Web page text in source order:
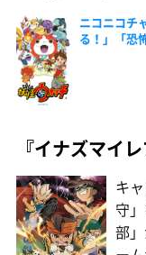
ニコニコ
る！」「恐
『イナズマイレ
キ
守
部